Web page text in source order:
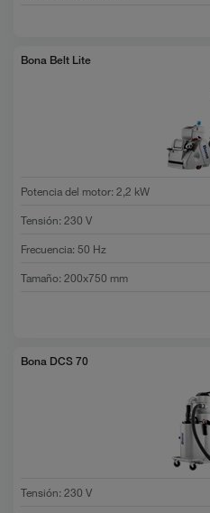
Bona Belt Lite
Potencia del motor:2,2 kW
Tensión:230 V
Frecuencia:50 Hz
Tamaño:200x750 mm
Bona DCS 70
Tensión:230 V